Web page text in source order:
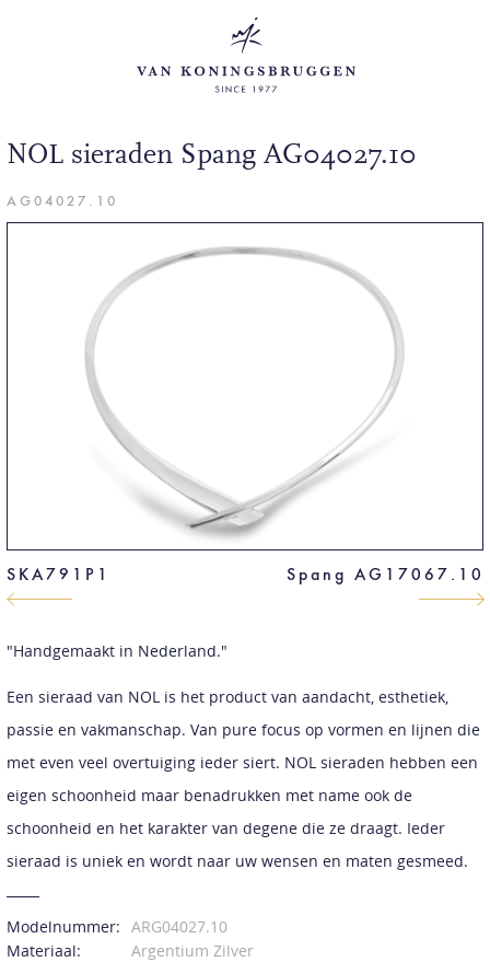
NOL sieraden Spang AG04027.10
AG04027.10
SKA791P1 Spang AG17067.10
"Handgemaakt in Nederland."
Een sieraad van NOL is het product van aandacht, esthetiek,
passie en vakmanschap. Van pure focus op vormen en lijnen die
met even veel overtuiging ieder siert. NOL sieraden hebben een
eigen schoonheid maar benadrukken met name ook de
schoonheid en het karakter van degene die ze draagt. Ieder
sieraad is uniek en wordt naar uw wensen en maten gesmeed.
Modelnummer: ARG04027.10
Materiaal:
Argentium Zilver